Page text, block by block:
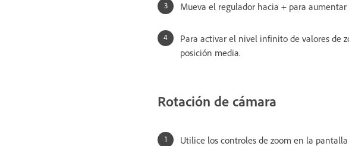
Mueva el regulador hacia + para
Para activar el nivel infinito de valores de
posición media.
Rotación de cámara
Utilice los controles de zoom en la